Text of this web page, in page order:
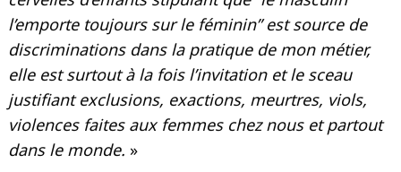
l’emporte toujours sur le féminin” est source de
discriminations dans la pratique de mon métier,
elle est surtout à la fois l’invitation et le sceau
justifiant exclusions, exactions, meurtres, viols,
violences faites aux femmes chez nous et partout
dans le monde. »